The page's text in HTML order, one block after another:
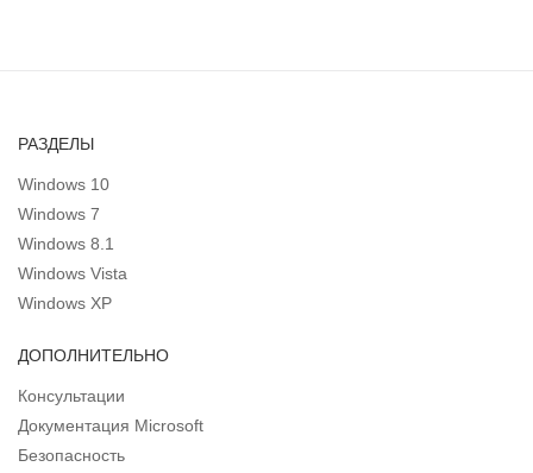
РАЗДЕЛЫ
Windows 10
Windows 7
Windows 8.1
Windows Vista
Windows XP
ДОПОЛНИТЕЛЬНО
Консультации
Документация Microsoft
Безопасность